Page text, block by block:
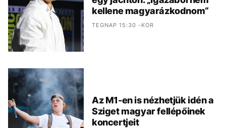
kellene magyarázkodnom“
TEGNAP 15:30 -KOR
Az M1-en is nézhetjük idén a
Sziget magyar fellépőinek
koncertjeit